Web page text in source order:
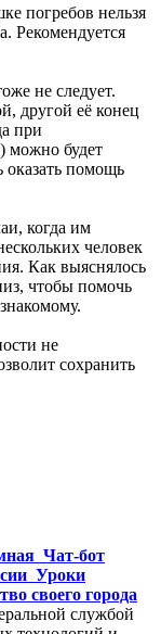
погребов нельзя
Рекомендуется
не следует.
другой её конец
при
можно будет
оказать помощь
когда им
человек
Как выяснялось
чтобы помочь
не
сохранить
Чат-бот
Уроки
своего города
службой